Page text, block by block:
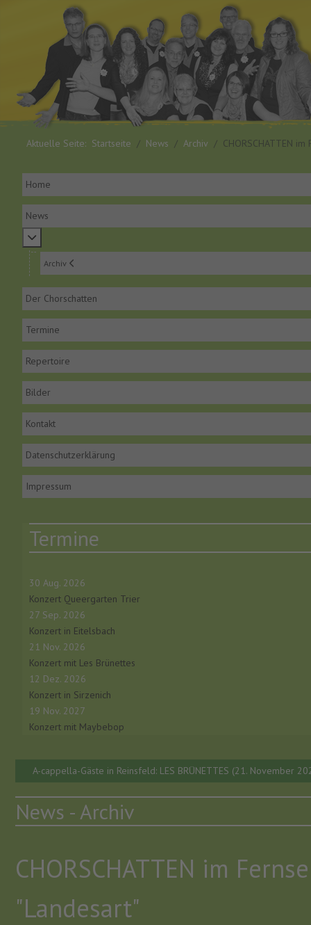
Aktuelle Seite: Startseite News Archiv CHORSCHATTEN
Home
News
Weitere Informationen: News
Archiv
Der Chorschatten
Termine
Repertoire
Bilder
Kontakt
Datenschutzerklärung
Impressum
Termine
30 Aug. 2026
Konzert Queergarten Trier
27 Sep. 2026
Konzert in Eitelsbach
21 Nov. 2026
Konzert mit Les Brünettes
12 Dez. 2026
Konzert in Sirzenich
19 Nov. 2027
Konzert mit Maybebop
A-cappella-Gäste in Reinsfeld: LES BRÜNETTES (21. November
News - Archiv
CHORSCHATTEN im
"Landesart"